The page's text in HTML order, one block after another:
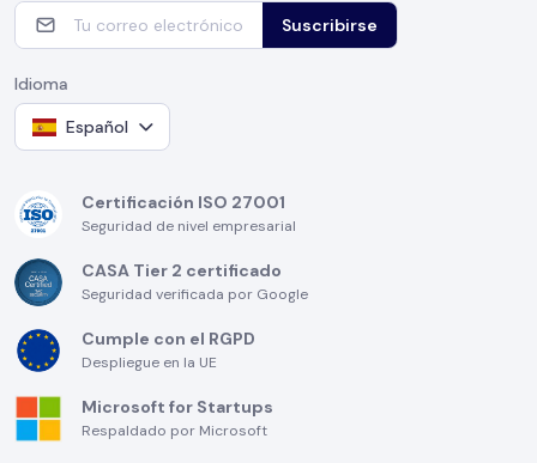
Suscribirse
Idioma
Español
Certificación ISO 27001
Seguridad de nivel empresarial
CASA Tier 2 certificado
Seguridad verificada por Google
Cumple con el RGPD
Despliegue en la UE
Microsoft for Startups
Respaldado por Microsoft